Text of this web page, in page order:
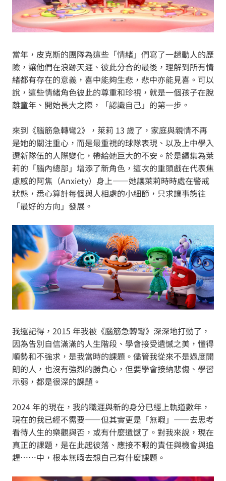
當年，皮克斯的團隊為這些「情緒」們寫了一趟動人的歷
險，讓他們在浪跡天涯、彼此分合的最後，理解到所有情
緒都有存在的意義，喜中能夠生悲，悲中亦能見喜。可以
說，這些情緒角色彼此的尊重和珍視，就是一個孩子在脫
離童年、開始長大之際，「認識自己」的第一步。
來到《腦筋急轉彎2》，萊莉 13 歲了，家庭與親情不再
是她的關注重心，而是最重視的球隊表現、以及上中學入
選新隊伍的人際變化，帶給她巨大的不安。於是續集為萊
莉的「腦內總部」增添了新角色，這次的重頭戲在代表焦
慮感的阿焦（Anxiety）身上——她讓萊莉時時處在警戒
狀態，悉心算計每個與人相處的小細節，只求讓事態往
「最好的方向」發展。
我還記得，2015 年我被《腦筋急轉彎》深深地打動了，
因為告別自信滿滿的人生階段、學會接受遺憾之美，懂得
順勢和不強求，是我當時的課題。儘管我從來不是過度開
朗的人，也沒有強烈的勝負心，但要學會接納悲傷、學習
示弱，都是很深的課題。
2024 年的現在，我的職涯與新的身分已經上軌道數年，
現在的我已經不需要——但其實更是「無暇」——去思考
看待人生的樂觀與否，或有什麼遺憾了。對我來說，現在
真正的課題，是在此起彼落、應接不暇的責任與機會與追
趕⋯⋯中，根本無暇去想自己有什麼課題。